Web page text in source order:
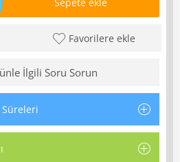
Favorilere ekle
İlgili Soru Sorun